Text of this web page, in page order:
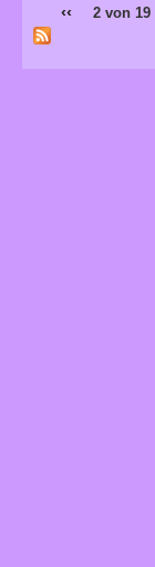
‹‹ 2 von 19